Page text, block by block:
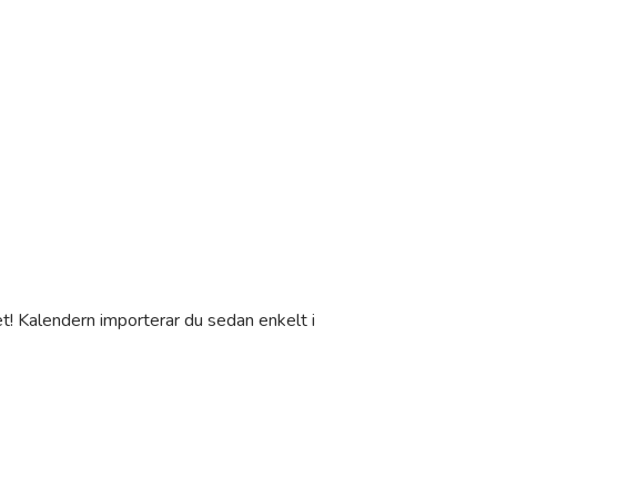
Kalendern importerar du sedan enkelt i